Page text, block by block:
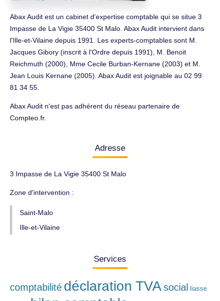
Abax Audit est un cabinet d'expertise comptable qui se situe 3
Impasse de La Vigie 35400 St Malo. Abax Audit intervient dans
l'Ille-et-Vilaine depuis 1991. Les experts-comptables sont M.
Jacques Gibory (inscrit à l'Ordre depuis 1991), M. Benoit
Reichmuth (2000), Mme Cecile Burban-Kernane (2003) et M.
Jean Louis Kernane (2005). Abax Audit est joignable au 02 99
81 34 55.
Abax Audit n'est pas adhérent du réseau partenaire de
Compteo.fr.
Adresse
3 Impasse de La Vigie 35400 St Malo
Zone d'intervention :
Saint-Malo
Ille-et-Vilaine
Services
comptabilité déclaration TVA social liasse